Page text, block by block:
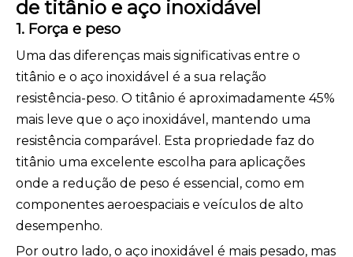
de titânio e aço inoxidável
1. Força e peso
Uma das diferenças mais significativas entre o
titânio e o aço inoxidável é a sua relação
resistência-peso. O titânio é aproximadamente 45%
mais leve que o aço inoxidável, mantendo uma
resistência comparável. Esta propriedade faz do
titânio uma excelente escolha para aplicações
onde a redução de peso é essencial, como em
componentes aeroespaciais e veículos de alto
desempenho.
Por outro lado, o aço inoxidável é mais pesado, mas